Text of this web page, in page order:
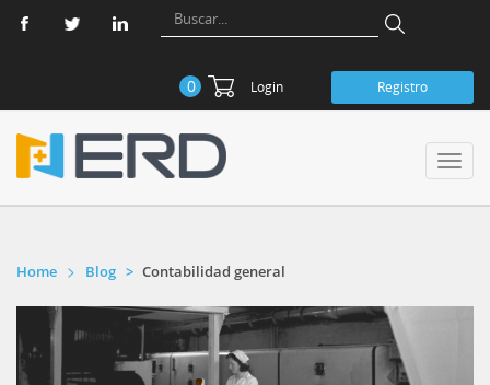
0 Login Registro
Home Blog Contabilidad general